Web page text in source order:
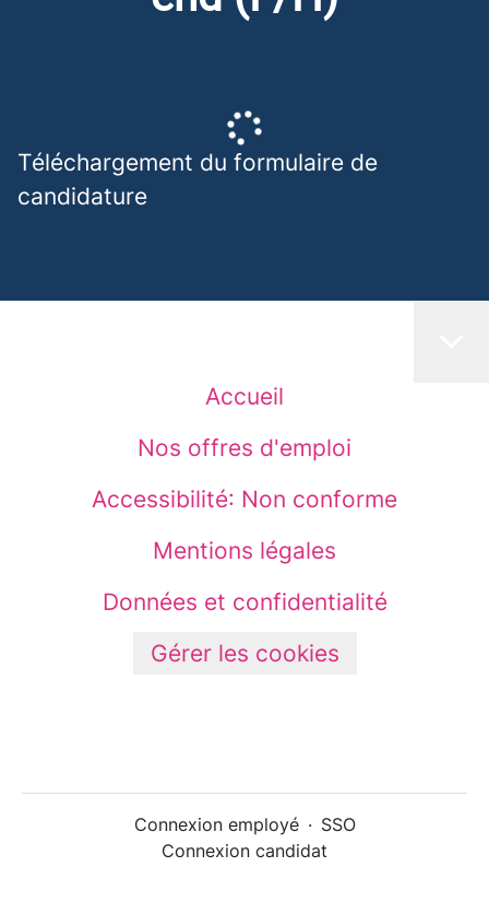
Téléchargement du formulaire de
candidature
Accueil
Nos offres d'emploi
Accessibilité: Non conforme
Mentions légales
Données et confidentialité
Gérer les cookies
Connexion employé · SSO
Connexion candidat